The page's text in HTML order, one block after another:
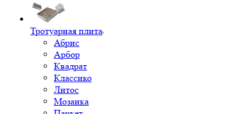
Тротуарная плита
Абрис
Арбор
Квадрат
Классико
Литос
Мозаика